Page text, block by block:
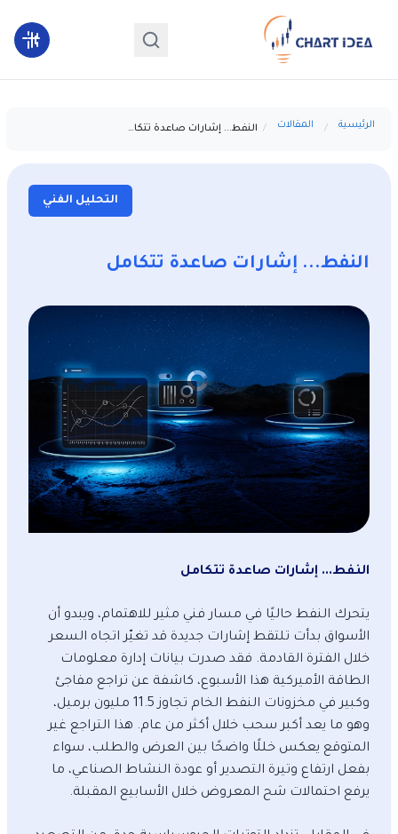
الرئيسية المقالات النفط... إشارات صاعدة تتكامل
التحليل الفني
النفط... إشارات صاعدة تتكامل
النفط... إشارات صاعدة تتكامل
يتحرك النفط حاليًا في مسار فني مثير للاهتمام، ويبدو أن
الأسواق بدأت تلتقط إشارات جديدة قد تغيّر اتجاه السعر
خلال الفترة القادمة. فقد صدرت بيانات إدارة معلومات
الطاقة الأميركية هذا الأسبوع، كاشفة عن تراجع مفاجئ
وكبير في مخزونات النفط الخام تجاوز 11.5 مليون برميل،
وهو ما يعد أكبر سحب خلال أكثر من عام. هذا التراجع غير
المتوقع يعكس خللًا واضحًا بين العرض والطلب، سواء
بفعل ارتفاع وتيرة التصدير أو عودة النشاط الصناعي، ما
يرفع احتمالات شح المعروض خلال الأسابيع المقبلة.